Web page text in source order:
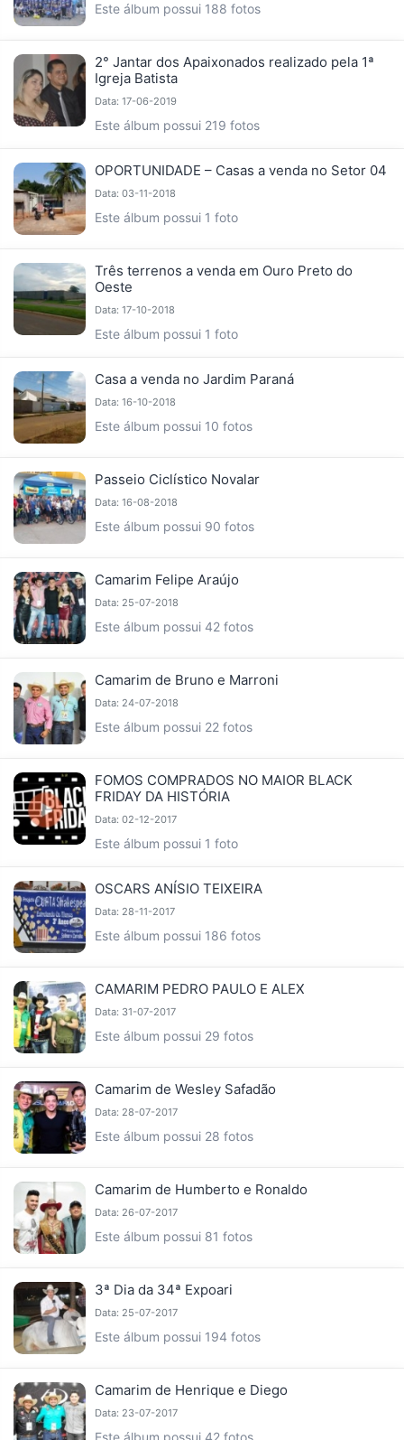
Este álbum possui 188 fotos
2° Jantar dos Apaixonados realizado pela 1ª
Igreja Batista
Data: 17-06-2019
Este álbum possui 219 fotos
OPORTUNIDADE – Casas a venda no Setor 04
Data: 03-11-2018
Este álbum possui 1 foto
Três terrenos a venda em Ouro Preto do
Oeste
Data: 17-10-2018
Este álbum possui 1 foto
Casa a venda no Jardim Paraná
Data: 16-10-2018
Este álbum possui 10 fotos
Passeio Ciclístico Novalar
Data: 16-08-2018
Este álbum possui 90 fotos
Camarim Felipe Araújo
Data: 25-07-2018
Este álbum possui 42 fotos
Camarim de Bruno e Marroni
Data: 24-07-2018
Este álbum possui 22 fotos
FOMOS COMPRADOS NO MAIOR BLACK
FRIDAY DA HISTÓRIA
Data: 02-12-2017
Este álbum possui 1 foto
OSCARS ANÍSIO TEIXEIRA
Data: 28-11-2017
Este álbum possui 186 fotos
CAMARIM PEDRO PAULO E ALEX
Data: 31-07-2017
Este álbum possui 29 fotos
Camarim de Wesley Safadão
Data: 28-07-2017
Este álbum possui 28 fotos
Camarim de Humberto e Ronaldo
Data: 26-07-2017
Este álbum possui 81 fotos
3ª Dia da 34ª Expoari
Data: 25-07-2017
Este álbum possui 194 fotos
Camarim de Henrique e Diego
Data: 23-07-2017